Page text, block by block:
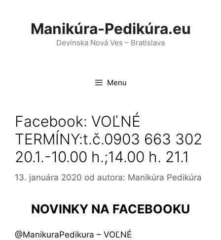
Manikúra-Pedikúra.eu
Devínska Nová Ves – Bratislava
Menu
Facebook: VOĽNÉ
TERMÍNY:t.č.0903 663 302
20.1.-10.00 h.;14.00 h. 21.1
13. januára 2020 od autora: Manikúra Pedikúra
NOVINKY NA FACEBOOKU
@ManikuraPedikura – VOĽNÉ